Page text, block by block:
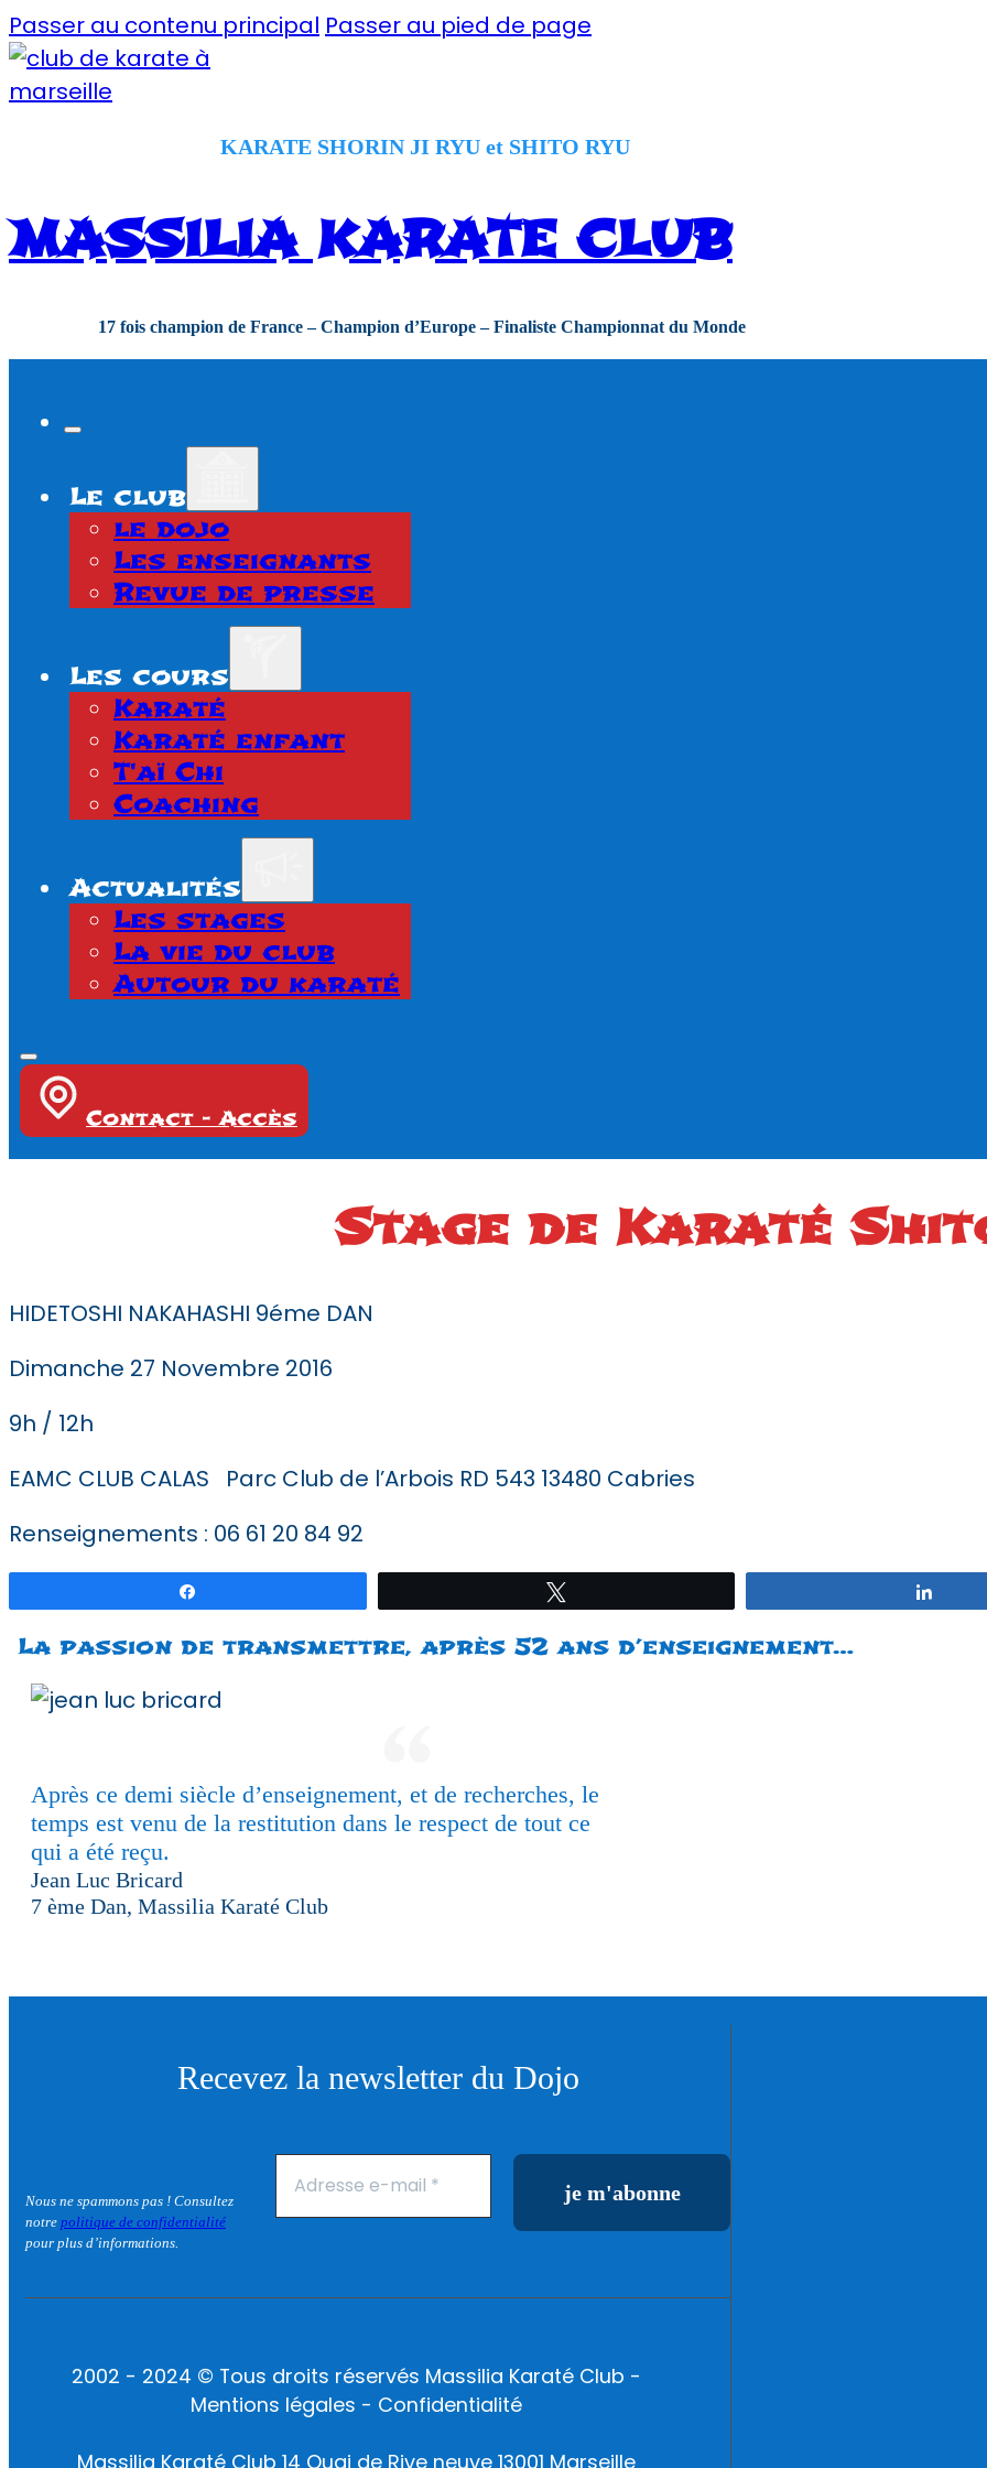
Passer au contenu principal Passer au pied de page
KARATE SHORIN JI RYU et SHITO RYU
MASSILIA KARATE CLUB
17 fois champion de France – Champion d’Europe – Finaliste Championnat du Monde
Le club
le dojo
Les enseignants
Revue de presse
Les cours
Karaté
Karaté enfant
T'aï Chi
Coaching
Actualités
Les stages
La vie du club
Autour du karaté
Contact - Accès
Stage de Karaté
HIDETOSHI NAKAHASHI 9éme DAN
Dimanche 27 Novembre 2016
9h / 12h
EAMC CLUB CALAS Parc Club de l’Arbois RD 543 13480 Cabries
Renseignements : 06 61 20 84 92
La passion de transmettre, après 52 ans d’enseignement…
Après ce demi siècle d’enseignement, et de recherches, le
temps est venu de la restitution dans le respect de tout ce
qui a été reçu.
Jean Luc Bricard
7 ème Dan, Massilia Karaté Club
Recevez la newsletter du Dojo
Nous ne spammons pas ! Consultez
notre politique de confidentialité
pour plus d’informations.
2002 - 2024 © Tous droits réservés Massilia Karaté Club -
Mentions légales - Confidentialité
Massilia Karaté Club 14 Quai de Rive neuve 13001 Marseille